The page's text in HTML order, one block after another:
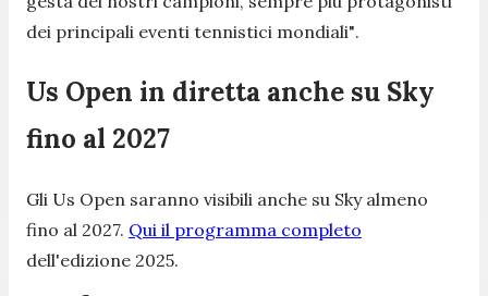
dei principali eventi tennistici mondiali".
Us Open in diretta anche su Sky
fino al 2027
Gli Us Open saranno visibili anche su Sky almeno
fino al 2027. Qui il programma completo
dell'edizione 2025.